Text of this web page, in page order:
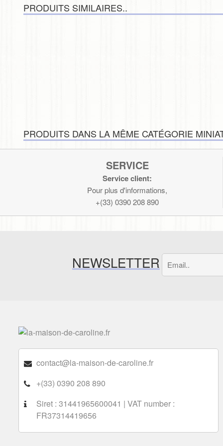
Vaisselle
PRODUITS SIMILAIRES..
PRODUITS DANS LA MÊME CATÉGORIE
SERVICE
Service client:
Pour plus d'informations,
+(33) 0390 208 890
NEWSLETTER
contact@la-maison-de-caroline.fr
+(33) 0390 208 890
Siret : 31441965600041 | VAT number :
FR37314419656